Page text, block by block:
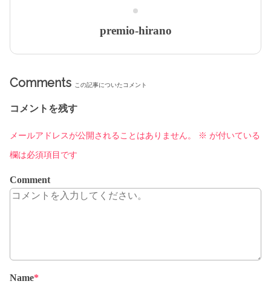
premio-hirano
Comments この記事についたコメント
コメントを残す
メールアドレスが公開されることはありません。 ※ が付いている
欄は必須項目です
Comment
Name*